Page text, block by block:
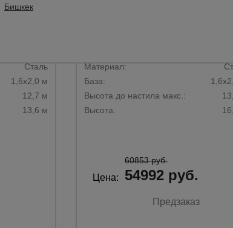
ВСП
Сталь­
1,6х2,0 м
12,7 м
13,6 м
Материал:
База:
Высота до настила макс.:
Высота:
Цена:
60853 руб.
54992 руб.
Предзаказ
Бишкек